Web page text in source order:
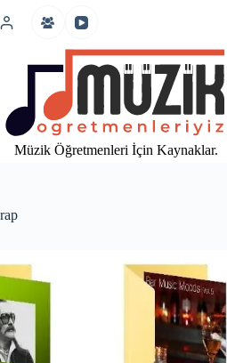
atla
Müzik Öğretmenleri İçin Kaynaklar.
rap